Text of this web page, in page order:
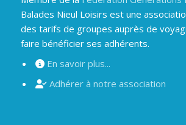
Balades Nieul Loisirs est une
des tarifs de groupes auprès de
faire bénéficier ses adhérents.
En savoir plus...
Adhérer à notre association